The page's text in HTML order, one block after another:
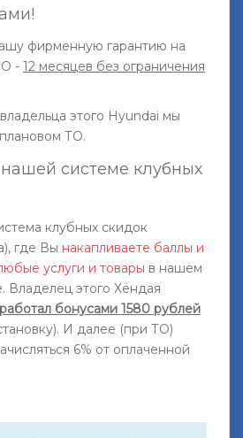
фирменную гарантию на
- 12 месяцев без ограничения
этого Hyundai мы
ТО.
системе клубных
клубных скидок
где Вы накапливаете баллы и
услуги и товары в нашем
Владелец этого Хёндая
бонусами 1580 рублей
И далее (при ТО)
6% от оплаченной